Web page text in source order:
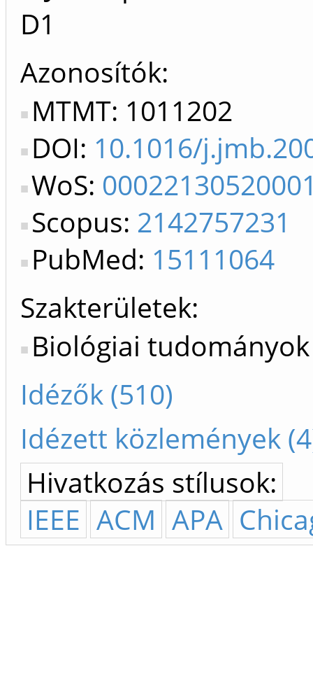
D1
Azonosítók
MTMT: 1011202
DOI: 10.1016/
WoS:
Scopus: 2142757231
PubMed: 15111064
Szakterületek:
Biológiai tudományok
Idézők (510)
Idézett közlemények
Hivatkozás stílusok:
IEEE ACM APA